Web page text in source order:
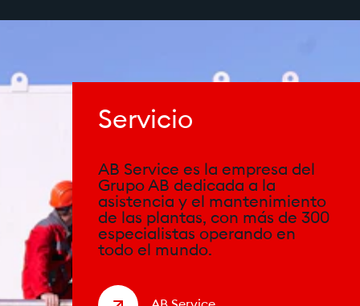
Servicio
AB Service es la empresa del
Grupo AB dedicada a la
asistencia y el mantenimiento
de las plantas, con más de 300
especialistas operando en
todo el mundo.